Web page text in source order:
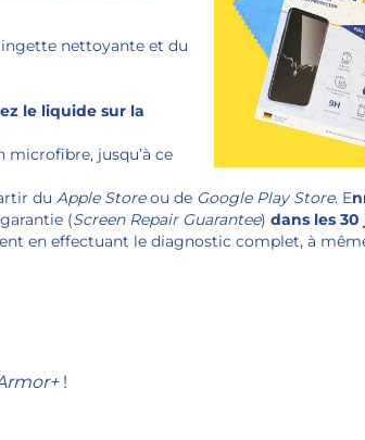
lingette nettoyante et du
le liquide sur la
microfibre, jusqu’à ce
du Apple Storeou de Google Play Store. E
(Screen Repair Guarantee) dans les
en effectuant le diagnostic complet, à
!